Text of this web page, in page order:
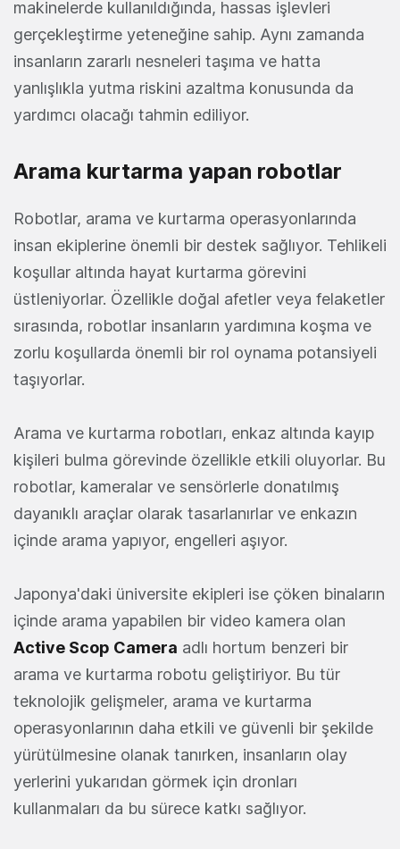
makinelerde kullanıldığında, hassas işlevleri
gerçekleştirme yeteneğine sahip. Aynı zamanda
insanların zararlı nesneleri taşıma ve hatta
yanlışlıkla yutma riskini azaltma konusunda da
yardımcı olacağı tahmin ediliyor.
Arama kurtarma yapan robotlar
Robotlar, arama ve kurtarma operasyonlarında
insan ekiplerine önemli bir destek sağlıyor. Tehlikeli
koşullar altında hayat kurtarma görevini
üstleniyorlar. Özellikle doğal afetler veya felaketler
sırasında, robotlar insanların yardımına koşma ve
zorlu koşullarda önemli bir rol oynama potansiyeli
taşıyorlar.
Arama ve kurtarma robotları, enkaz altında kayıp
kişileri bulma görevinde özellikle etkili oluyorlar. Bu
robotlar, kameralar ve sensörlerle donatılmış
dayanıklı araçlar olarak tasarlanırlar ve enkazın
içinde arama yapıyor, engelleri aşıyor.
Japonya'daki üniversite ekipleri ise çöken binaların
içinde arama yapabilen bir video kamera olan
Active Scop Camera adlı hortum benzeri bir
arama ve kurtarma robotu geliştiriyor. Bu tür
teknolojik gelişmeler, arama ve kurtarma
operasyonlarının daha etkili ve güvenli bir şekilde
yürütülmesine olanak tanırken, insanların olay
yerlerini yukarıdan görmek için dronları
kullanmaları da bu sürece katkı sağlıyor.